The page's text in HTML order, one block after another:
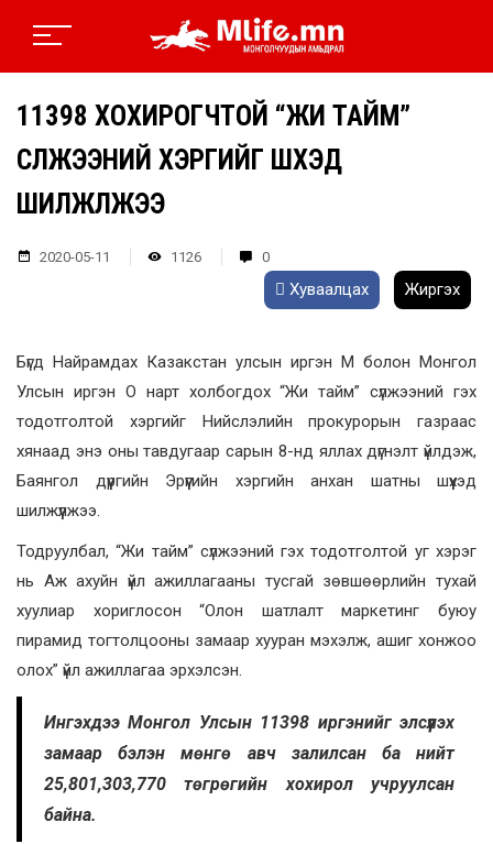
11398 ХОХИРОГЧТОЙ “ЖИ ТАЙМ”
СҮЛЖЭЭНИЙ ХЭРГИЙГ ШҮҮХЭД
ШИЛЖҮҮЛЖЭЭ
2020-05-11 1126 0
Хуваалцах Жиргэх
Бүгд Найрамдах Казакстан улсын иргэн М болон Монгол
Улсын иргэн О нарт холбогдох “Жи тайм” сүлжээний гэх
тодотголтой хэргийг Нийслэлийн прокурорын газраас
хянаад энэ оны тавдугаар сарын 8-нд яллах дүгнэлт үйлдэж,
Баянгол дүүргийн Эрүүгийн хэргийн анхан шатны шүүхэд
шилжүүлжээ.
Тодруулбал, “Жи тайм” сүлжээний гэх тодотголтой уг хэрэг
нь Аж ахуйн үйл ажиллагааны тусгай зөвшөөрлийн тухай
хуулиар хориглосон “Олон шатлалт маркетинг буюу
пирамид тогтолцооны замаар хууран мэхэлж, ашиг хонжоо
олох” үйл ажиллагаа эрхэлсэн.
Ингэхдээ Монгол Улсын 11398 иргэнийг элсүүлэх
замаар бэлэн мөнгө авч залилсан ба нийт
25,801,303,770 төгрөгийн хохирол учруулсан
байна.